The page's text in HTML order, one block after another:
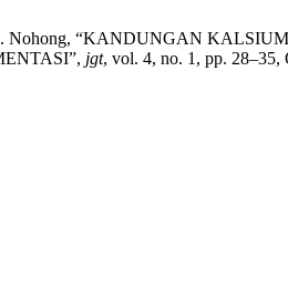
Nohong, “KANDUNGAN
jgt, vol. 4, no. 1, pp. 28–35,